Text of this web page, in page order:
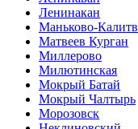
Ленинакан
Маньково-
Матвеев Курган
Миллерово
Милютинская
Мокрый Батай
Мокрый Чалтырь
Морозовск